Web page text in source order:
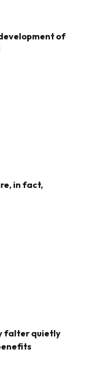
of
in fact,
falter quietly